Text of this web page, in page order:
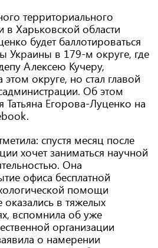
территориального
в Харьковской области
будет баллотироваться
Украины в 179-м округе, где
Алексею Кучеру,
округе, но стал главой
Об этом
Егорова-Луценко на
спустя месяц после
хочет заниматься научной
Она
офиса бесплатной
помощи
в тяжелых
вспомнила об уже
организации
о намерении